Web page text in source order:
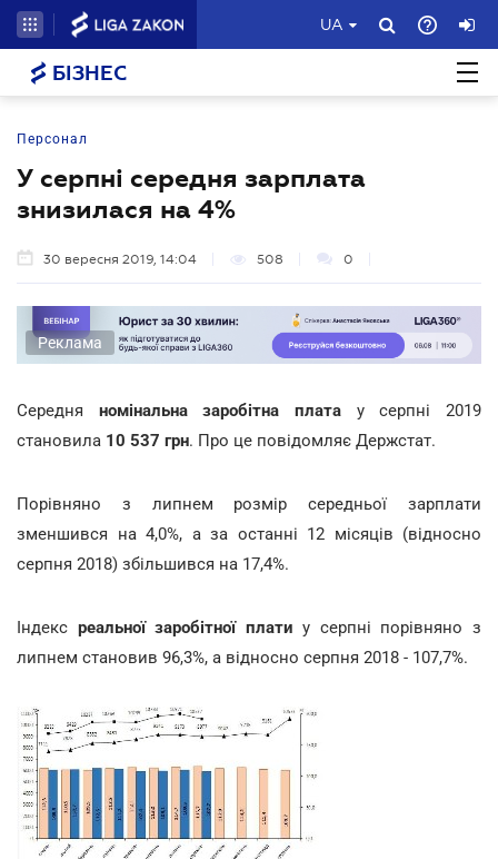
UA
БІЗНЕС
Персонал
У серпні середня зарплата
знизилася на 4%
30 вересня 2019, 14:04 508 0
Реклама
Середня номінальна заробітна плата у серпні 2019
становила 10 537 грн. Про це повідомляє Держстат.
Порівняно з липнем розмір середньої зарплати
зменшився на 4,0%, а за останні 12 місяців (відносно
серпня 2018) збільшився на 17,4%.
Індекс реальної заробітної платиу серпні порівняно з
липнем становив 96,3%, а відносно серпня 2018 - 107,7%.